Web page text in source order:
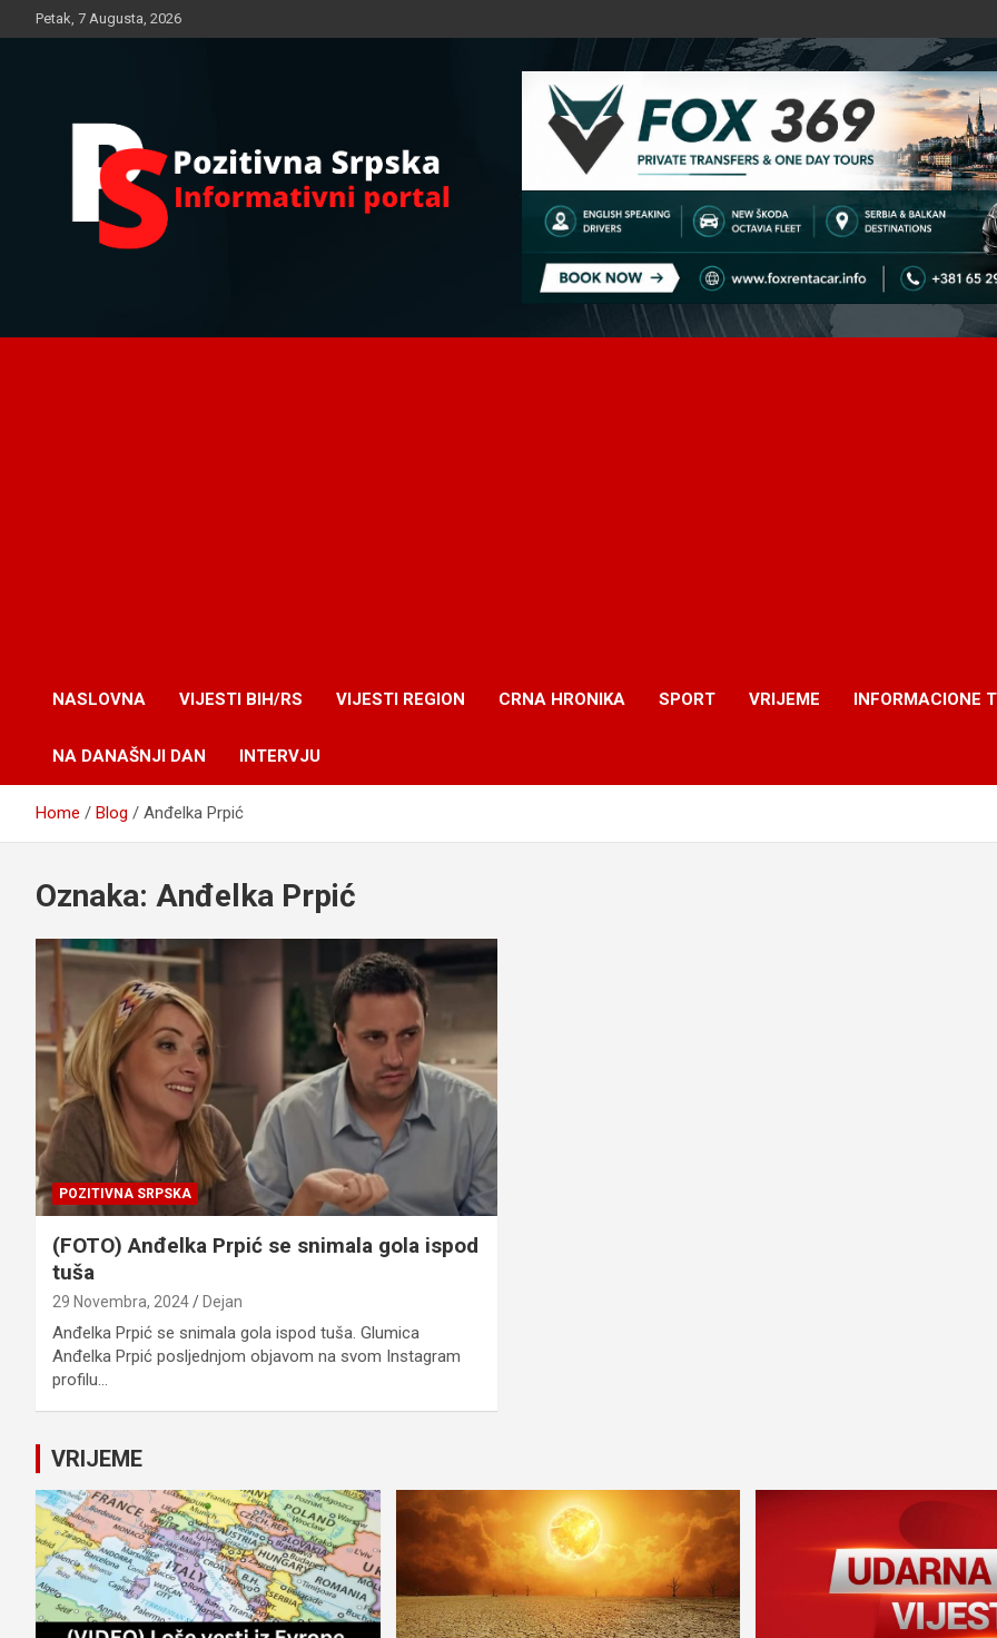
to
Petak, 7 Augusta, 2026
NASLOVNA VIJESTI BIH/RS VIJESTI REGION CRNA HRONIKA SPORT VRIJEME INFORMACIONE
NA DANAŠNJI DAN INTERVJU
Home Blog Anđelka Prpić
Oznaka: Anđelka Prpić
POZITIVNA SRPSKA
(FOTO) Anđelka Prpić se snimala gola ispod
tuša
29 Novembra, 2024 Dejan
Anđelka Prpić se snimala gola ispod tuša. Glumica
Anđelka Prpić posljednjom objavom na svom Instagram
profilu…
VRIJEME